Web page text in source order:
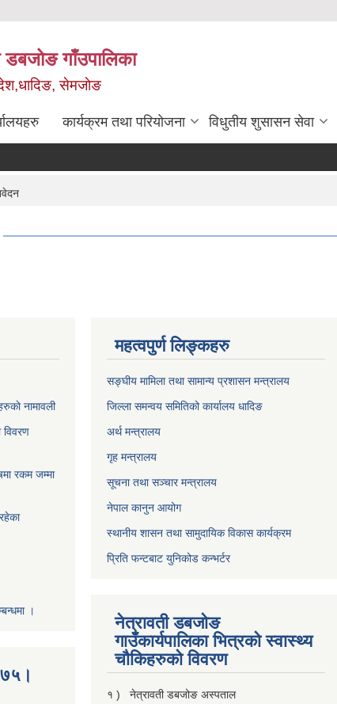
डबजोङ गाँउपालिका
सेमजाेङ
कार्यक्रम तथा परियोजना विधुतीय शुसासन सेवा
नामावली
विवरण
रकम जम्मा
।
महत्वपुर्ण लिङ्कहरु
सङ्घीय मामिला तथा सामान्य प्रशासन मन्त्रालय
जिल्ला समन्वय समितिको कार्यालय धादिङ
अर्थ मन्त्रालय
गृह मन्त्रालय
सूचना तथा सञ्चार मन्त्रालय
नेपाल कानुन आयोग
स्थानीय शासन तथा सामुदायिक विकास कार्यक्रम
प्रिति फन्टबाट युनिकोड कन्भर्टर
नेत्रावती डबजाेङ
गाउँकार्यपालिका भित्रकाे स्वास्थ्य
चाैकिहरुकाे विवरण
१ ) नेत्रावती डबजोङ अस्पताल